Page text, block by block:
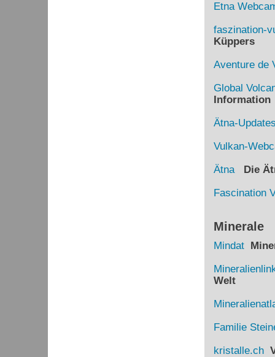
Etna
faszination-
Küppers
Aventure de
Global
Information
Ätna-
Vulkan-
Ätna
Die
Fascination
Minerale
Mindat
Welt
Familie
kristalle.ch